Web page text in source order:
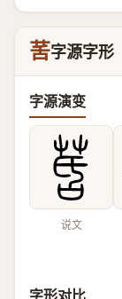
䒷字源字形
字源演变
说文